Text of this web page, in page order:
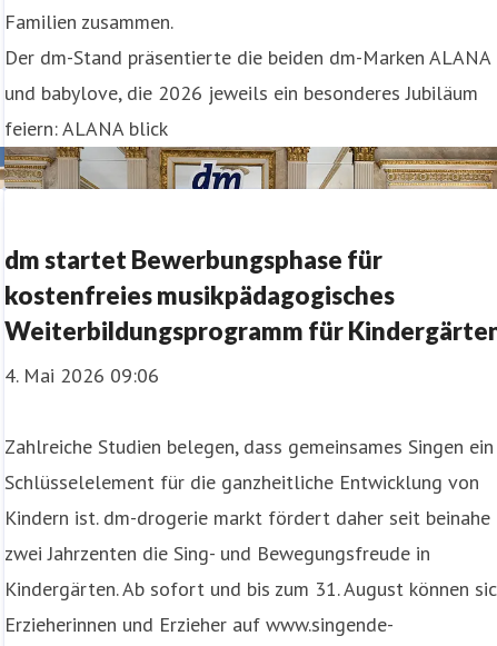
Familien zusammen.
Der dm-Stand präsentierte die beiden dm-Marken ALANA
und babylove, die 2026 jeweils ein besonderes Jubiläum
feiern: ALANA blick
dm startet Bewerbungsphase für
kostenfreies musikpädagogisches
Weiterbildungsprogramm für
4. Mai 2026 09:06
Zahlreiche Studien belegen, dass gemeinsames Singen ein
Schlüsselelement für die ganzheitliche Entwicklung von
Kindern ist. dm-drogerie markt fördert daher seit beinahe
zwei Jahrzenten die Sing- und Bewegungsfreude in
Kindergärten. Ab sofort und bis zum 31. August können
Erzieherinnen und Erzieher auf www.singende-